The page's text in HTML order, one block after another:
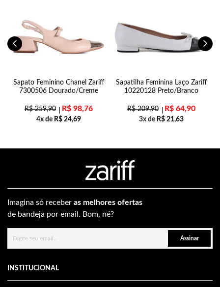
Sapato Feminino Chanel Zariff
7300506 Dourado/Creme
R$259,90 R$ 98,76
4x de R$ 24,69
Sapatilha Feminina Laço Zariff
10220128 Preto/Branco
R$209,90 R$ 64,90
3x de R$ 21,63
Imagina só receber as melhores ofertas
de bandeja por email. Bom, né?
Assinar
INSTITUCIONAL